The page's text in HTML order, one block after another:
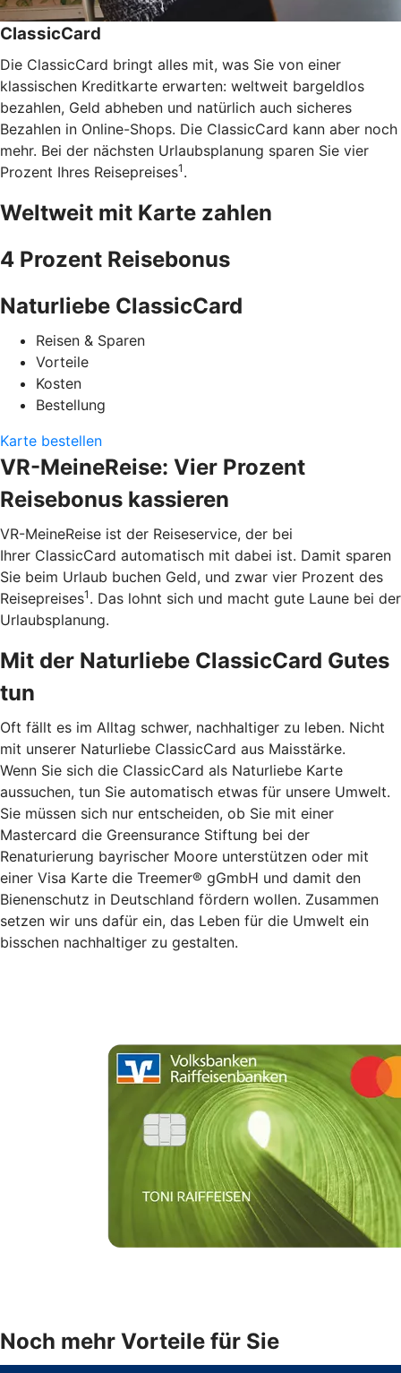
ClassicCard
Die ClassicCard bringt alles mit, was Sie von einer
klassischen Kreditkarte erwarten: weltweit bargeldlos
bezahlen, Geld abheben und natürlich auch sicheres
Bezahlen in Online-Shops. Die ClassicCard kann aber noch
mehr. Bei der nächsten Urlaubsplanung sparen Sie vier
Prozent Ihres Reisepreises1 .
Weltweit mit Karte zahlen
4 Prozent Reisebonus
Naturliebe ClassicCard
Reisen & Sparen
Vorteile
Kosten
Bestellung
Karte bestellen
VR-MeineReise: Vier Prozent
Reisebonus kassieren
VR-MeineReise ist der Reiseservice, der bei
Ihrer ClassicCard automatisch mit dabei ist. Damit sparen
Sie beim Urlaub buchen Geld, und zwar vier Prozent des
Reisepreises1 . Das lohnt sich und macht gute Laune bei der
Urlaubsplanung.
Mit der Naturliebe ClassicCard Gutes
tun
Oft fällt es im Alltag schwer, nachhaltiger zu leben. Nicht
mit unserer Naturliebe ClassicCard aus Maisstärke.
Wenn Sie sich die ClassicCard als Naturliebe Karte
aussuchen, tun Sie automatisch etwas für unsere Umwelt.
Sie müssen sich nur entscheiden, ob Sie mit einer
Mastercard die Greensurance Stiftung bei der
Renaturierung bayrischer Moore unterstützen oder mit
einer Visa Karte die Treemer® gGmbH und damit den
Bienenschutz in Deutschland fördern wollen. Zusammen
setzen wir uns dafür ein, das Leben für die Umwelt ein
bisschen nachhaltiger zu gestalten.
Noch mehr Vorteile für Sie